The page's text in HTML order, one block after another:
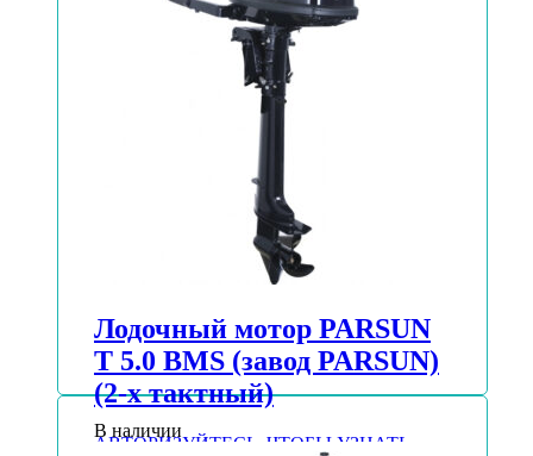
Лодочный мотор PARSUN
T 5.0 BMS (завод PARSUN)
(2-х тактный)
АВТОРИЗУЙТЕСЬ, ЧТОБЫ УЗНАТЬ
В наличии